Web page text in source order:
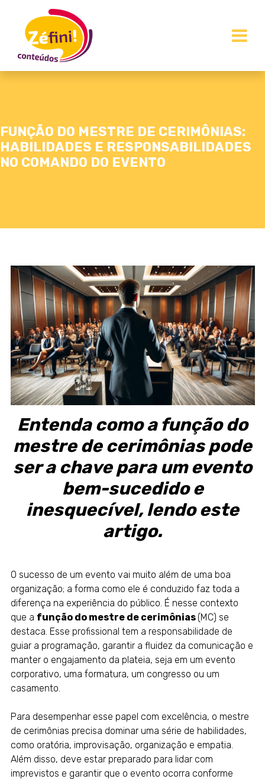
FUNÇÃO DO MESTRE DE CERIMÔNIAS:
HABILIDADES E RESPONSABILIDADES
NO COMANDO DO EVENTO
Entenda como a função do
mestre de cerimônias pode
ser a chave para um evento
bem-sucedido e
inesquecível, lendo este
artigo.
O sucesso de um evento vai muito além de uma boa
organização; a forma como ele é conduzido faz toda a
diferença na experiência do público. É nesse contexto
que a função do mestre de cerimônias (MC) se
destaca. Esse profissional tem a responsabilidade de
guiar a programação, garantir a fluidez da comunicação e
manter o engajamento da plateia, seja em um evento
corporativo, uma formatura, um congresso ou um
casamento.
Para desempenhar esse papel com excelência, o mestre
de cerimônias precisa dominar uma série de habilidades,
como oratória, improvisação, organização e empatia
Além disso, deve estar preparado para lidar com
imprevistos e garantir que o evento ocorra conforme